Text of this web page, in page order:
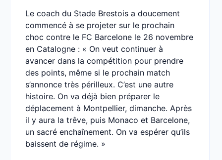
Le coach du Stade Brestois a doucement
commencé à se projeter sur le prochain
choc contre le FC Barcelone le 26 novembre
en Catalogne : « On veut continuer à
avancer dans la compétition pour prendre
des points, même si le prochain match
s’annonce très périlleux. C’est une autre
histoire. On va déjà bien préparer le
déplacement à Montpellier, dimanche. Après
il y aura la trêve, puis Monaco et Barcelone,
un sacré enchaînement. On va espérer qu’ils
baissent de régime. »